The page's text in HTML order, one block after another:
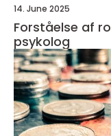
14. June 2025
Forståelse af
psykolog